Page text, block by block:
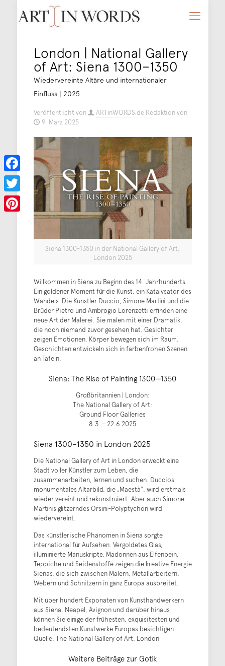
London | National Gallery
of Art: Siena 1300–1350
Wiedervereinte Altäre und internationaler
Einfluss | 2025
Veröffentlicht von ARTinWORDS.de Redaktionvon
9. März 2025
Siena 1300-1350 in der National Gallery of Art,
London 2025
Willkommen in Siena zu Beginn des 14. Jahrhunderts.
Ein goldener Moment für die Kunst, ein Katalysator des
Wandels. Die Künstler Duccio, Simone Martini und die
Brüder Pietro und Ambrogio Lorenzetti erfinden eine
neue Art der Malerei. Sie malen mit einer Dramatik,
die noch niemand zuvor gesehen hat. Gesichter
zeigen Emotionen. Körper bewegen sich im Raum.
Geschichten entwickeln sich in farbenfrohen Szenen
an Tafeln.
Siena: The Rise of Painting 1300 ‒1350
Großbritannien | London:
The National Gallery of Art:
Ground Floor Galleries
8.3. – 22.6.2025
Siena 1300–1350 in London 2025
Die National Gallery of Art in London erweckt eine
Stadt voller Künstler zum Leben, die
zusammenarbeiten, lernen und suchen. Duccios
monumentales Altarbild, die „Maestà“, wird erstmals
wieder vereint und rekonstruiert. Aber auch Simone
Martinis glitzerndes Orsini-Polyptychon wird
wiedervereint.
Das künstlerische Phänomen in Siena sorgte
international für Aufsehen. Vergoldetes Glas,
illuminierte Manuskripte, Madonnen aus Elfenbein,
Teppiche und Seidenstoffe zeigen die kreative Energie
Sienas, die sich zwischen Malern, Metallarbeitern,
Webern und Schnitzern in ganz Europa ausbreitet.
Mit über hundert Exponaten von Kunsthandwerkern
aus Siena, Neapel, Avignon und darüber hinaus
können Sie einige der frühesten, exquisitesten und
bedeutendsten Kunstwerke Europas besichtigen.
Quelle: The National Gallery of Art, London
Weitere Beiträge zur Gotik
Facebook
Twitter